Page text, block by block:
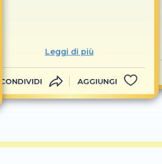
Leggi di più
CONDIVIDI AGGIUNGI